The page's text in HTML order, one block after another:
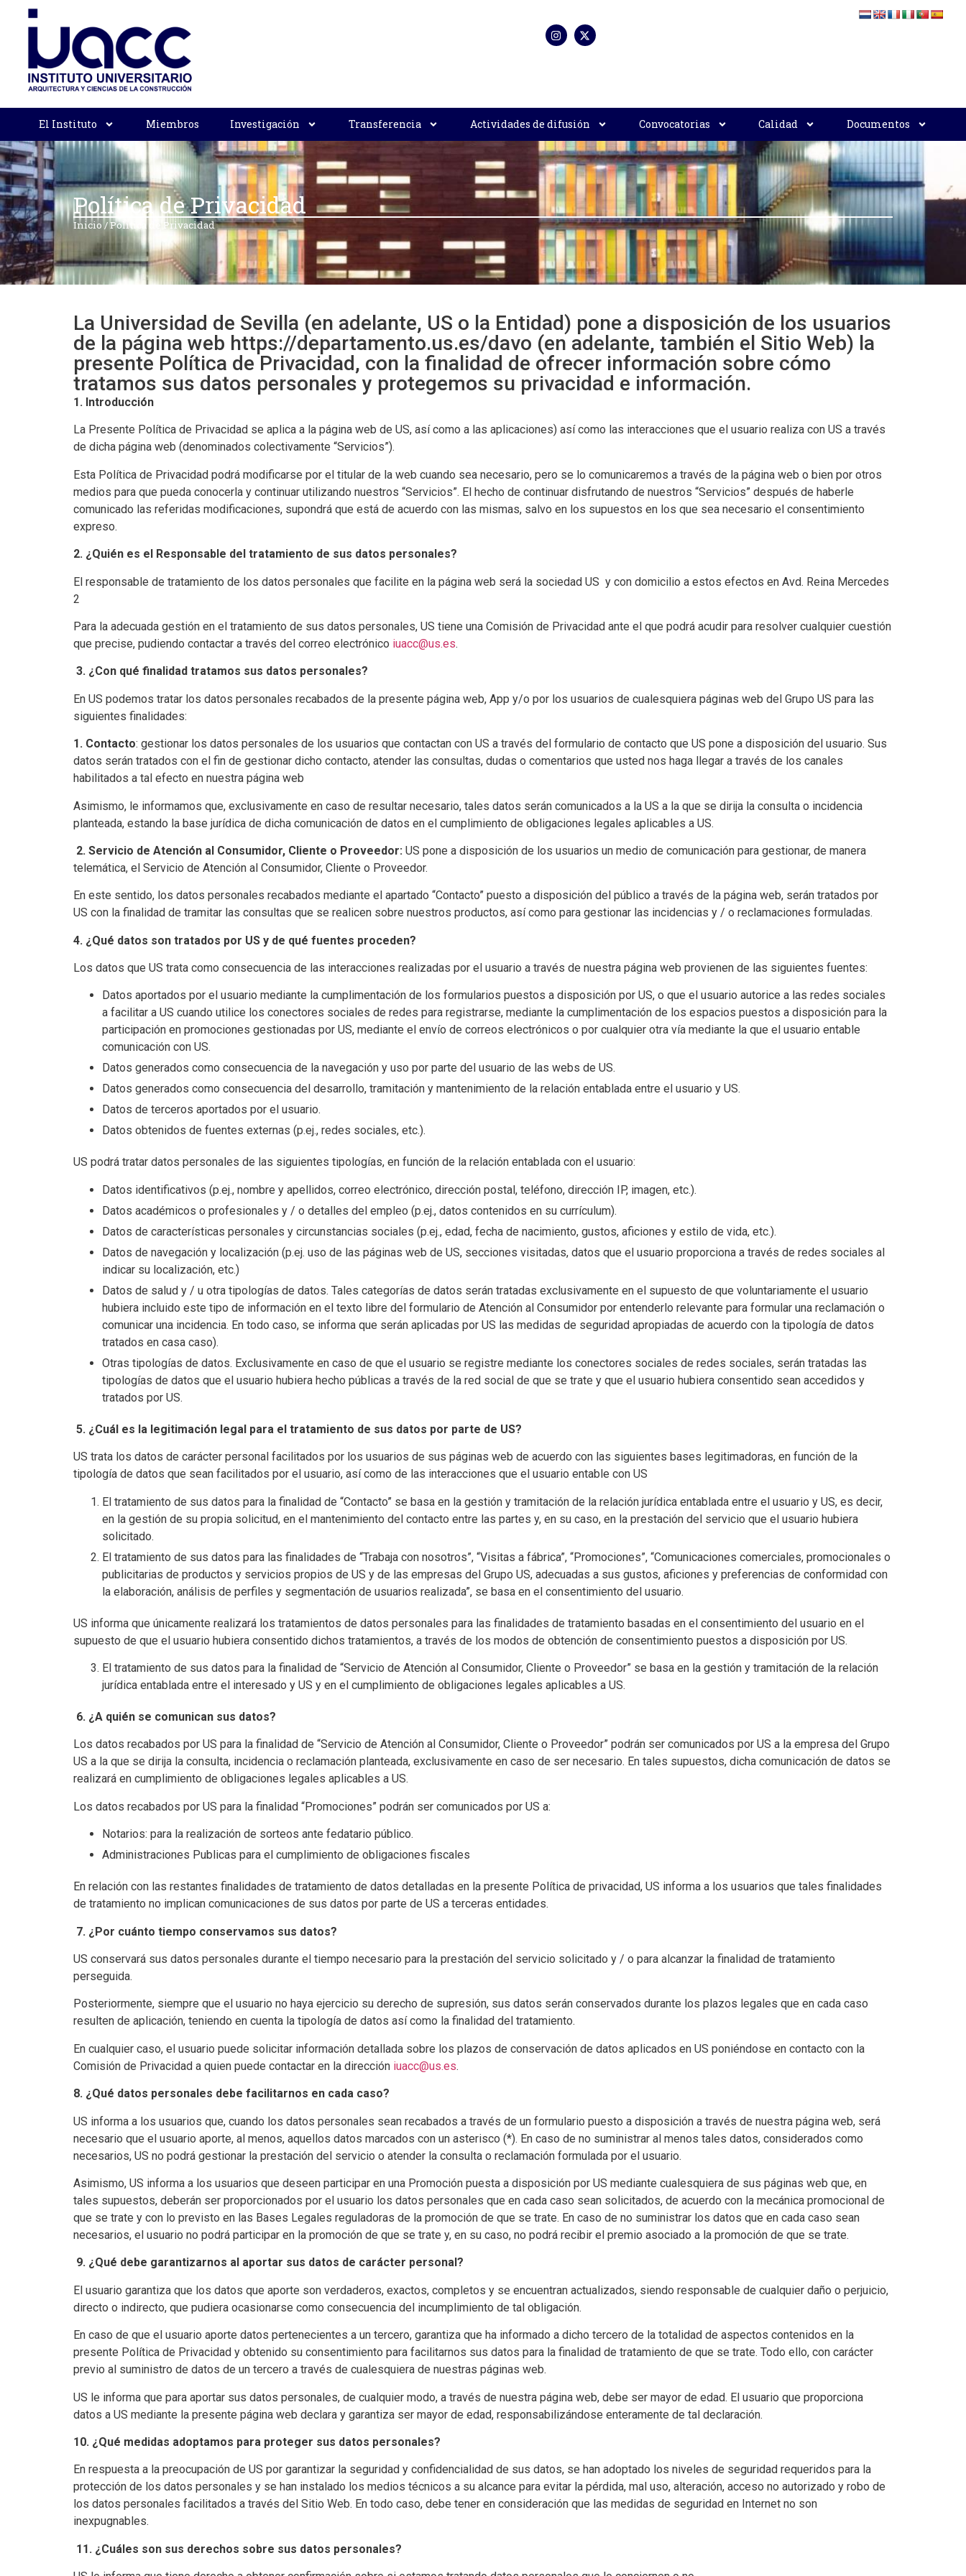
El Instituto Miembros Investigación Transferencia Actividades de difusión Convocatorias Calidad Documentos
Política de Privacidad
Inicio/Política de Privacidad
La Universidad de Sevilla (en adelante, US o la Entidad) pone a disposición de los usuarios
de la página web https://departamento.us.es/davo (en adelante, también el Sitio Web) la
presente Política de Privacidad, con la finalidad de ofrecer información sobre cómo
tratamos sus datos personales y protegemos su privacidad e información.
1. Introducción
La Presente Política de Privacidad se aplica a la página web de US, así como a las aplicaciones) así como las interacciones que el usuario realiza con US a través
de dicha página web (denominados colectivamente “Servicios”).
Esta Política de Privacidad podrá modificarse por el titular de la web cuando sea necesario, pero se lo comunicaremos a través de la página web o bien por otros
medios para que pueda conocerla y continuar utilizando nuestros “Servicios”. El hecho de continuar disfrutando de nuestros “Servicios” después de haberle
comunicado las referidas modificaciones, supondrá que está de acuerdo con las mismas, salvo en los supuestos en los que sea necesario el consentimiento
expreso.
2. ¿Quién es el Responsable del tratamiento de sus datos personales?
El responsable de tratamiento de los datos personales que facilite en la página web será la sociedad US y con domicilio a estos efectos en Avd. Reina Mercedes
2
Para la adecuada gestión en el tratamiento de sus datos personales, US tiene una Comisión de Privacidad ante el que podrá acudir para resolver cualquier cuestión
que precise, pudiendo contactar a través del correo electrónico iuacc@us.es.
3. ¿Con qué finalidad tratamos sus datos personales?
En US podemos tratar los datos personales recabados de la presente página web, App y/o por los usuarios de cualesquiera páginas web del Grupo US para las
siguientes finalidades:
1. Contacto: gestionar los datos personales de los usuarios que contactan con US a través del formulario de contacto que US pone a disposición del usuario. Sus
datos serán tratados con el fin de gestionar dicho contacto, atender las consultas, dudas o comentarios que usted nos haga llegar a través de los canales
habilitados a tal efecto en nuestra página web
Asimismo, le informamos que, exclusivamente en caso de resultar necesario, tales datos serán comunicados a la US a la que se dirija la consulta o incidencia
planteada, estando la base jurídica de dicha comunicación de datos en el cumplimiento de obligaciones legales aplicables a US.
2. Servicio de Atención al Consumidor, Cliente o Proveedor: US pone a disposición de los usuarios un medio de comunicación para gestionar, de manera
telemática, el Servicio de Atención al Consumidor, Cliente o Proveedor.
En este sentido, los datos personales recabados mediante el apartado “Contacto” puesto a disposición del público a través de la página web, serán tratados por
US con la finalidad de tramitar las consultas que se realicen sobre nuestros productos, así como para gestionar las incidencias y / o reclamaciones formuladas.
4. ¿Qué datos son tratados por US y de qué fuentes proceden?
Los datos que US trata como consecuencia de las interacciones realizadas por el usuario a través de nuestra página web provienen de las siguientes fuentes:
Datos aportados por el usuario mediante la cumplimentación de los formularios puestos a disposición por US, o que el usuario autorice a las redes sociales
a facilitar a US cuando utilice los conectores sociales de redes para registrarse, mediante la cumplimentación de los espacios puestos a disposición para la
participación en promociones gestionadas por US, mediante el envío de correos electrónicos o por cualquier otra vía mediante la que el usuario entable
comunicación con US.
Datos generados como consecuencia de la navegación y uso por parte del usuario de las webs de US.
Datos generados como consecuencia del desarrollo, tramitación y mantenimiento de la relación entablada entre el usuario y US.
Datos de terceros aportados por el usuario.
Datos obtenidos de fuentes externas (p.ej., redes sociales, etc.).
US podrá tratar datos personales de las siguientes tipologías, en función de la relación entablada con el usuario:
Datos identificativos (p.ej., nombre y apellidos, correo electrónico, dirección postal, teléfono, dirección IP, imagen, etc.).
Datos académicos o profesionales y / o detalles del empleo (p.ej., datos contenidos en su currículum).
Datos de características personales y circunstancias sociales (p.ej., edad, fecha de nacimiento, gustos, aficiones y estilo de vida, etc.).
Datos de navegación y localización (p.ej. uso de las páginas web de US, secciones visitadas, datos que el usuario proporciona a través de redes sociales al
indicar su localización, etc.)
Datos de salud y / u otra tipologías de datos. Tales categorías de datos serán tratadas exclusivamente en el supuesto de que voluntariamente el usuario
hubiera incluido este tipo de información en el texto libre del formulario de Atención al Consumidor por entenderlo relevante para formular una reclamación o
comunicar una incidencia. En todo caso, se informa que serán aplicadas por US las medidas de seguridad apropiadas de acuerdo con la tipología de datos
tratados en casa caso).
Otras tipologías de datos. Exclusivamente en caso de que el usuario se registre mediante los conectores sociales de redes sociales, serán tratadas las
tipologías de datos que el usuario hubiera hecho públicas a través de la red social de que se trate y que el usuario hubiera consentido sean accedidos y
tratados por US.
5. ¿Cuál es la legitimación legal para el tratamiento de sus datos por parte de US?
US trata los datos de carácter personal facilitados por los usuarios de sus páginas web de acuerdo con las siguientes bases legitimadoras, en función de la
tipología de datos que sean facilitados por el usuario, así como de las interacciones que el usuario entable con US
El tratamiento de sus datos para la finalidad de “Contacto” se basa en la gestión y tramitación de la relación jurídica entablada entre el usuario y US, es decir,
en la gestión de su propia solicitud, en el mantenimiento del contacto entre las partes y, en su caso, en la prestación del servicio que el usuario hubiera
solicitado.
El tratamiento de sus datos para las finalidades de “Trabaja con nosotros”, “Visitas a fábrica”, “Promociones”, “Comunicaciones comerciales, promocionales o
publicitarias de productos y servicios propios de US y de las empresas del Grupo US, adecuadas a sus gustos, aficiones y preferencias de conformidad con
la elaboración, análisis de perfiles y segmentación de usuarios realizada”, se basa en el consentimiento del usuario.
US informa que únicamente realizará los tratamientos de datos personales para las finalidades de tratamiento basadas en el consentimiento del usuario en el
supuesto de que el usuario hubiera consentido dichos tratamientos, a través de los modos de obtención de consentimiento puestos a disposición por US.
El tratamiento de sus datos para la finalidad de “Servicio de Atención al Consumidor, Cliente o Proveedor” se basa en la gestión y tramitación de la relación
jurídica entablada entre el interesado y US y en el cumplimiento de obligaciones legales aplicables a US.
6. ¿A quién se comunican sus datos?
Los datos recabados por US para la finalidad de “Servicio de Atención al Consumidor, Cliente o Proveedor” podrán ser comunicados por US a la empresa del Grupo
US a la que se dirija la consulta, incidencia o reclamación planteada, exclusivamente en caso de ser necesario. En tales supuestos, dicha comunicación de datos se
realizará en cumplimiento de obligaciones legales aplicables a US.
Los datos recabados por US para la finalidad “Promociones” podrán ser comunicados por US a:
Notarios: para la realización de sorteos ante fedatario público.
Administraciones Publicas para el cumplimiento de obligaciones fiscales
En relación con las restantes finalidades de tratamiento de datos detalladas en la presente Política de privacidad, US informa a los usuarios que tales finalidades
de tratamiento no implican comunicaciones de sus datos por parte de US a terceras entidades.
7. ¿Por cuánto tiempo conservamos sus datos?
US conservará sus datos personales durante el tiempo necesario para la prestación del servicio solicitado y / o para alcanzar la finalidad de tratamiento
perseguida.
Posteriormente, siempre que el usuario no haya ejercicio su derecho de supresión, sus datos serán conservados durante los plazos legales que en cada caso
resulten de aplicación, teniendo en cuenta la tipología de datos así como la finalidad del tratamiento.
En cualquier caso, el usuario puede solicitar información detallada sobre los plazos de conservación de datos aplicados en US poniéndose en contacto con la
Comisión de Privacidad a quien puede contactar en la dirección iuacc@us.es.
8. ¿Qué datos personales debe facilitarnos en cada caso?
US informa a los usuarios que, cuando los datos personales sean recabados a través de un formulario puesto a disposición a través de nuestra página web, será
necesario que el usuario aporte, al menos, aquellos datos marcados con un asterisco (*). En caso de no suministrar al menos tales datos, considerados como
necesarios, US no podrá gestionar la prestación del servicio o atender la consulta o reclamación formulada por el usuario.
Asimismo, US informa a los usuarios que deseen participar en una Promoción puesta a disposición por US mediante cualesquiera de sus páginas web que, en
tales supuestos, deberán ser proporcionados por el usuario los datos personales que en cada caso sean solicitados, de acuerdo con la mecánica promocional de
que se trate y con lo previsto en las Bases Legales reguladoras de la promoción de que se trate. En caso de no suministrar los datos que en cada caso sean
necesarios, el usuario no podrá participar en la promoción de que se trate y, en su caso, no podrá recibir el premio asociado a la promoción de que se trate.
9. ¿Qué debe garantizarnos al aportar sus datos de carácter personal?
El usuario garantiza que los datos que aporte son verdaderos, exactos, completos y se encuentran actualizados, siendo responsable de cualquier daño o perjuicio,
directo o indirecto, que pudiera ocasionarse como consecuencia del incumplimiento de tal obligación.
En caso de que el usuario aporte datos pertenecientes a un tercero, garantiza que ha informado a dicho tercero de la totalidad de aspectos contenidos en la
presente Política de Privacidad y obtenido su consentimiento para facilitarnos sus datos para la finalidad de tratamiento de que se trate. Todo ello, con carácter
previo al suministro de datos de un tercero a través de cualesquiera de nuestras páginas web.
US le informa que para aportar sus datos personales, de cualquier modo, a través de nuestra página web, debe ser mayor de edad. El usuario que proporciona
datos a US mediante la presente página web declara y garantiza ser mayor de edad, responsabilizándose enteramente de tal declaración.
10. ¿Qué medidas adoptamos para proteger sus datos personales?
En respuesta a la preocupación de US por garantizar la seguridad y confidencialidad de sus datos, se han adoptado los niveles de seguridad requeridos para la
protección de los datos personales y se han instalado los medios técnicos a su alcance para evitar la pérdida, mal uso, alteración, acceso no autorizado y robo de
los datos personales facilitados a través del Sitio Web. En todo caso, debe tener en consideración que las medidas de seguridad en Internet no son
inexpugnables.
11. ¿Cuáles son sus derechos sobre sus datos personales?